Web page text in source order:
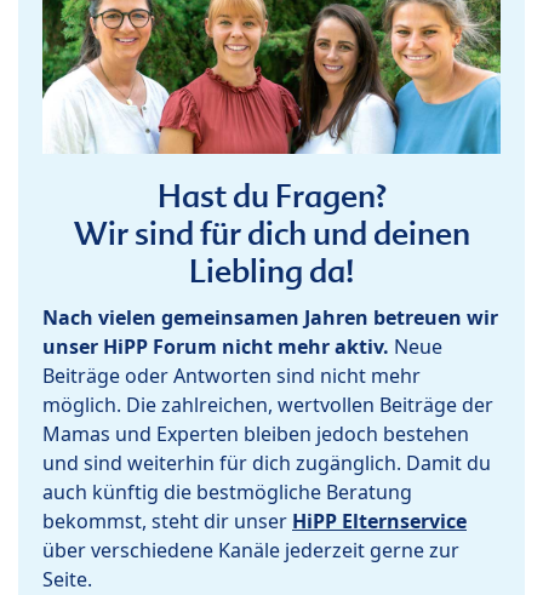
Hast du Fragen?
Wir sind für dich und deinen
Liebling da!
Nach vielen gemeinsamen Jahren betreuen wir
unser HiPP Forum nicht mehr aktiv. Neue
Beiträge oder Antworten sind nicht mehr
möglich. Die zahlreichen, wertvollen Beiträge der
Mamas und Experten bleiben jedoch bestehen
und sind weiterhin für dich zugänglich. Damit du
auch künftig die bestmögliche Beratung
bekommst, steht dir unser HiPP Elternservice
über verschiedene Kanäle jederzeit gerne zur
Seite.